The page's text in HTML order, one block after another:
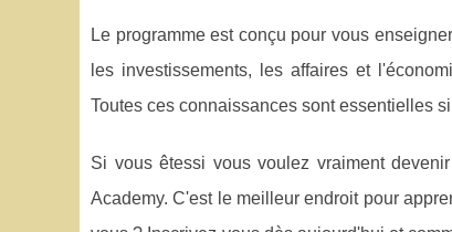
Le programme est conçu pour vous
les investissements, les affaires et
Toutes ces connaissances sont essentielles
Si vous êtessi vous voulez vraiment
Academy. C'est le meilleur endroit pour